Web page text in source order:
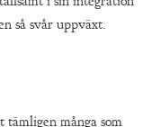
så svår uppväxt.
många som